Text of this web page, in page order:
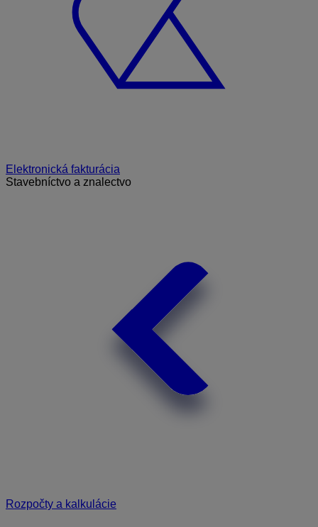
Elektronická fakturácia
Stavebníctvo a znalectvo
Rozpočty a kalkulácie